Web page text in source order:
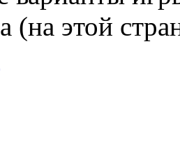
(на этой